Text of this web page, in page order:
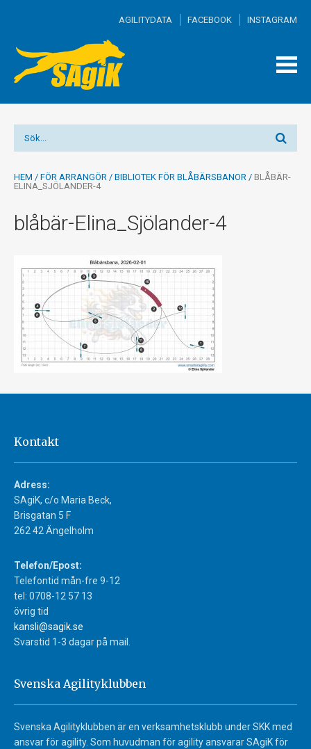
AGILITYDATA FACEBOOK INSTAGRAM
HEM / FÖR ARRANGÖR / BIBLIOTEK FÖR BLÅBÄRSBANOR / BLÅBÄR-
ELINA_SJÖLANDER-4
blåbär-Elina_Sjölander-4
Kontakt
Adress:
SAgiK, c/o Maria Beck,
Brisgatan 5 F
262 42 Ängelholm
Telefon/Epost:
Telefontid mån-fre 9-12
tel: 0708-12 57 13
övrig tid
kansli@sagik.se
Svarstid 1-3 dagar på mail.
Svenska Agilityklubben
Svenska Agilityklubben är en verksamhetsklubb under SKK med
ansvar för agility. Som huvudman för agility ansvarar SAgiK för